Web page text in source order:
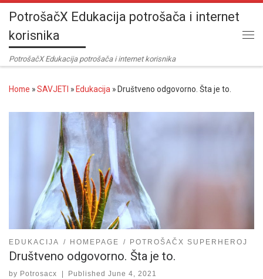
Skip to content
PotrošačX Edukacija potrošača i internet
korisnika
PotrošačX Edukacija potrošača i internet korisnika
Home »SAVJETI » Edukacija » Društveno odgovorno. Šta je to.
EDUKACIJA HOMEPAGE POTROŠAČX SUPERHEROJ
Društveno odgovorno. Šta je to.
by Potrosacx PublishedJune 4, 2021